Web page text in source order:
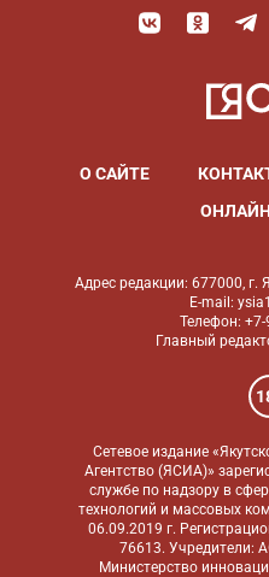
О САЙТЕ
Адрес редакции: 677000, г.
E-mail:
Телефон:
Главный
Сетевое издание
Агентство (ЯСИА)»
службе по надзору в
технологий и массовых
06.09.2019 г.
76613. Учредители:
Министерство